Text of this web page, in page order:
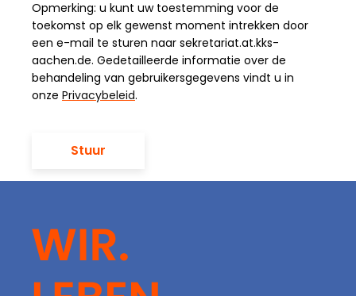
Opmerking: u kunt uw toestemming voor de
toekomst op elk gewenst moment intrekken door
een e-mail te sturen naar sekretariat.at.kks-
aachen.de. Gedetailleerde informatie over de
behandeling van gebruikersgegevens vindt u in
onze Privacybeleid.
Stuur